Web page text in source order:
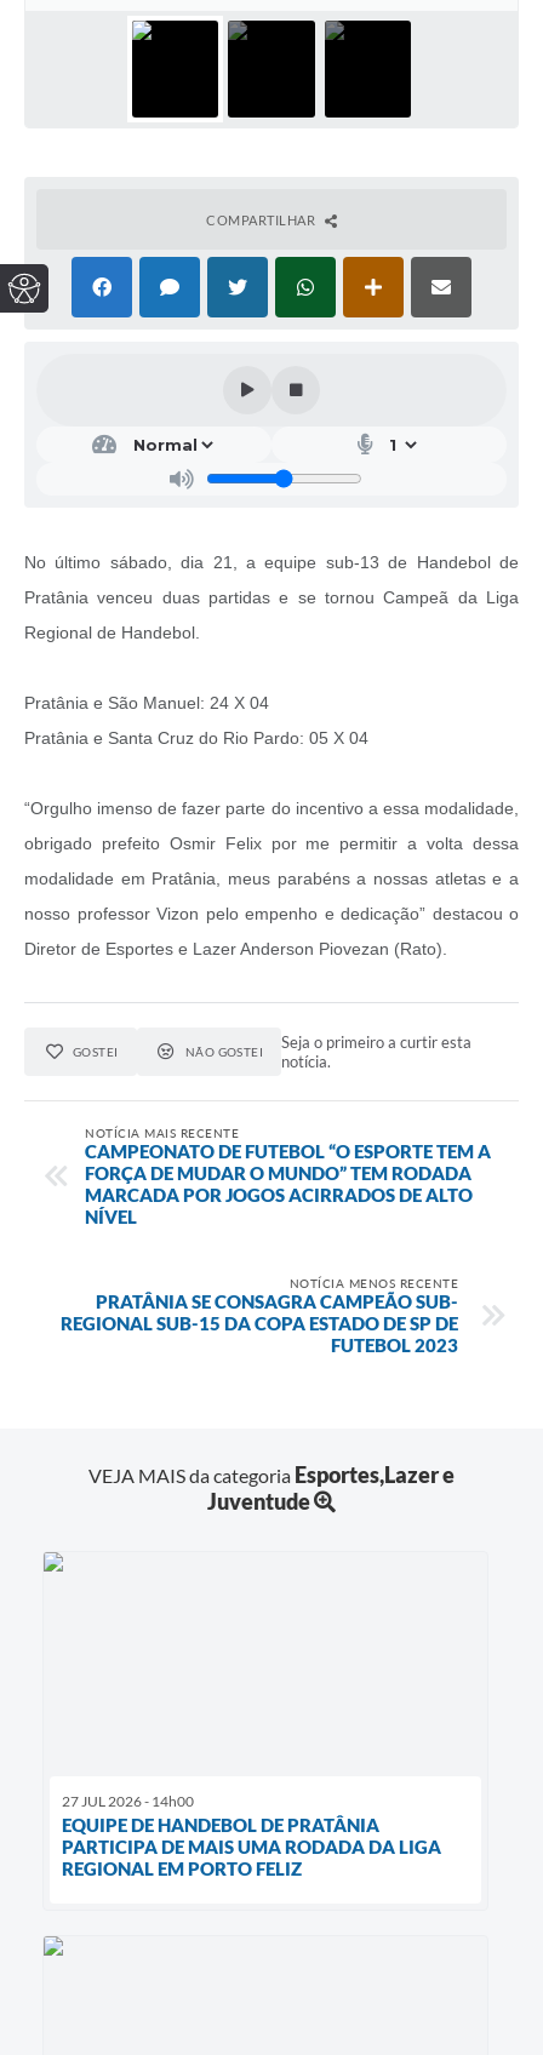
COMPARTILHAR
No último sábado, dia 21, a equipe sub-13 de Handebol de
Pratânia venceu duas partidas e se tornou Campeã da Liga
Regional de Handebol.
Pratânia e São Manuel: 24 X 04
Pratânia e Santa Cruz do Rio Pardo: 05 X 04
“Orgulho imenso de fazer parte do incentivo a essa modalidade,
obrigado prefeito Osmir Felix por me permitir a volta dessa
modalidade em Pratânia, meus parabéns a nossas atletas e a
nosso professor Vizon pelo empenho e dedicação” destacou o
Diretor de Esportes e Lazer Anderson Piovezan (Rato).
GOSTEI NÃO GOSTEI
Seja o primeiro a curtir esta
notícia.
NOTÍCIA MAIS RECENTE
CAMPEONATO DE FUTEBOL “O ESPORTE TEM A
FORÇA DE MUDAR O MUNDO” TEM RODADA
MARCADA POR JOGOS ACIRRADOS DE ALTO
NÍVEL
NOTÍCIA MENOS RECENTE
PRATÂNIA SE CONSAGRA CAMPEÃO SUB-
REGIONAL SUB-15 DA COPA ESTADO DE SP DE
FUTEBOL 2023
VEJA MAIS da categoria Esportes,Lazer e
Juventude
27 JUL 2026 - 14h00
EQUIPE DE HANDEBOL DE PRATÂNIA
PARTICIPA DE MAIS UMA RODADA DA LIGA
REGIONAL EM PORTO FELIZ